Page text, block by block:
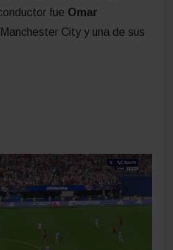
fue Omar
City y una de sus